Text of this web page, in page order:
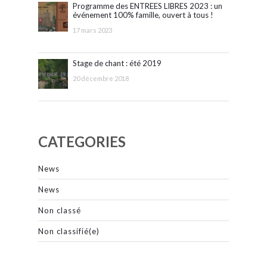
Programme des ENTREES LIBRES 2023 : un
événement 100% famille, ouvert à tous !
17 mars 2023
Stage de chant : été 2019
20 décembre 2018
CATEGORIES
News
News
Non classé
Non classifié(e)